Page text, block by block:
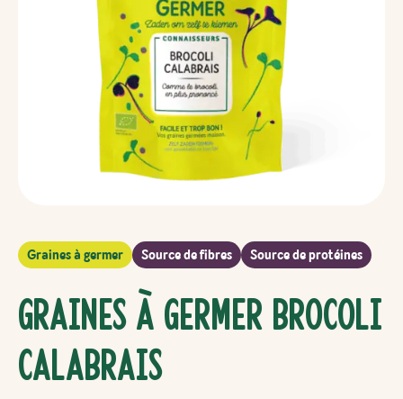
Graines à germer Source de fibres Source de protéines
Graines à germer Brocoli
Calabrais